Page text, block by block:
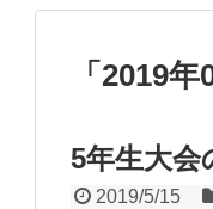
「 2019年
5年生大会
2019/5/15